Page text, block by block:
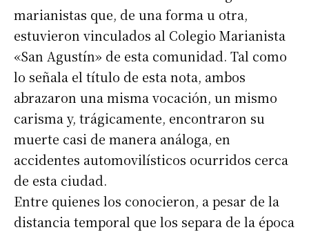
marianistas que, de una forma u otra,
estuvieron vinculados al Colegio Marianista
«San Agustín» de esta comunidad. Tal como
lo señala el título de esta nota, ambos
abrazaron una misma vocación, un mismo
carisma y, trágicamente, encontraron su
muerte casi de manera análoga, en
accidentes automovilísticos ocurridos cerca
de esta ciudad.
Entre quienes los conocieron, a pesar de la
distancia temporal que los separa de la época